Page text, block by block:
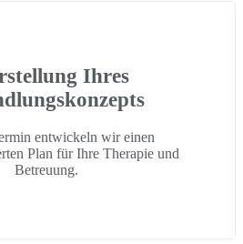
Ihres
entwickeln wir einen
Plan für Ihre Therapie und
Betreuung.